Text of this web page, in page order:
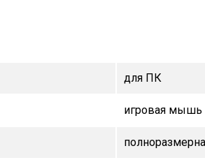
для ПК
игровая мышь